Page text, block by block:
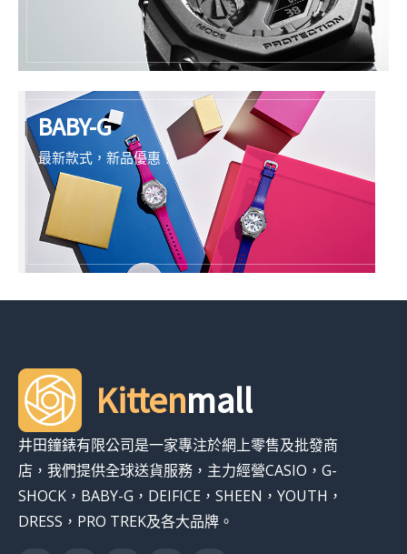
BABY-G
最新款式，新品優惠！
Kittenmall
井田鐘錶有限公司是一家專注於網上零售及批發商
店，我們提供全球送貨服務，主力經營CASIO，G-
SHOCK，BABY-G，DEIFICE，SHEEN，YOUTH，
DRESS，PRO TREK及各大品牌。